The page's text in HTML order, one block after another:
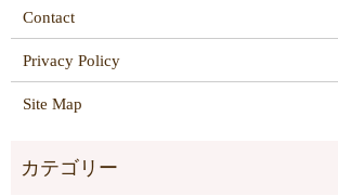
Contact
Privacy Policy
Site Map